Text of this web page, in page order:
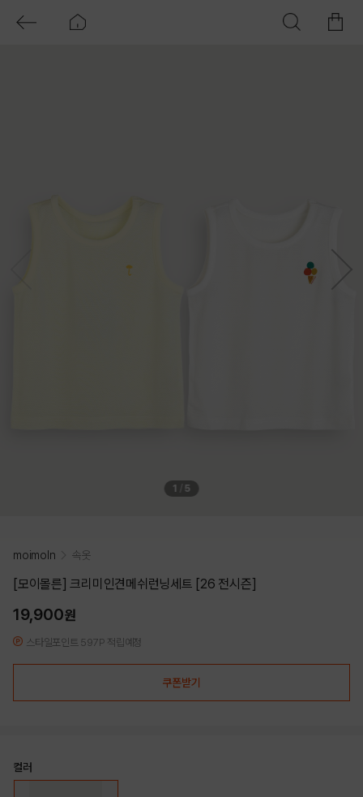
1 5
moimoln 속옷
[모이몰른] 크리미인견메쉬런닝세트 [26 전시즌]
19,900원
스타일포인트 597P 적립예정
쿠폰받기
컬러